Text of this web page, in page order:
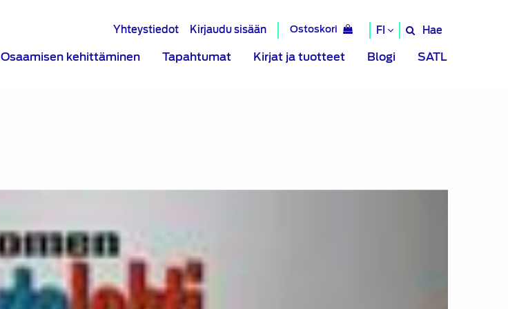
Yhteystiedot Kirjaudu sisään Ostoskori FI
Hae
Hae
Osaamisen kehittäminen Tapahtumat Kirjat ja tuotteet Blogi SATL